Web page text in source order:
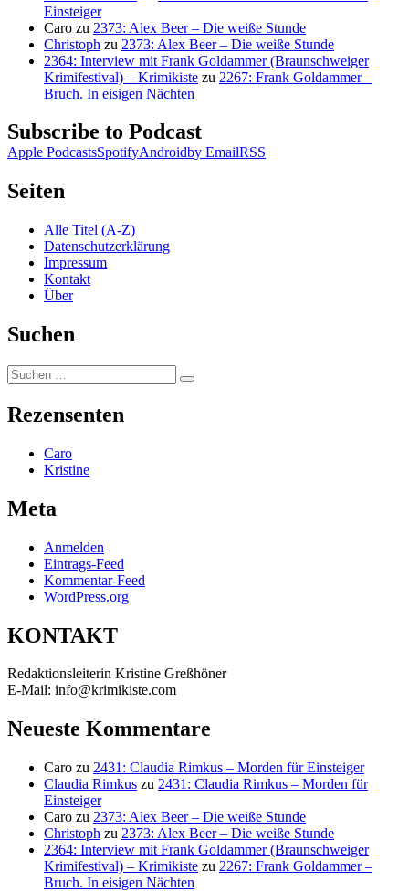
Einsteiger
Caro zu 2373: Alex Beer – Die weiße Stunde
Christoph zu 2373: Alex Beer – Die weiße Stunde
2364: Interview mit Frank Goldammer (Braunschweiger
Krimifestival) – Krimikiste zu 2267: Frank Goldammer –
Bruch. In eisigen Nächten
Subscribe to Podcast
Apple PodcastsSpotifyAndroidby EmailRSS
Seiten
Alle Titel (A-Z)
Datenschutzerklärung
Impressum
Kontakt
Über
Suchen
Suchen
nach:
Suchen
Rezensenten
Caro
Kristine
Meta
Anmelden
Eintrags-Feed
Kommentar-Feed
WordPress.org
KONTAKT
Redaktionsleiterin Kristine Greßhöner
E-Mail: info@krimikiste.com
Neueste Kommentare
Caro zu 2431: Claudia Rimkus – Morden für Einsteiger
Claudia Rimkus zu 2431: Claudia Rimkus – Morden für
Einsteiger
Caro zu 2373: Alex Beer – Die weiße Stunde
Christoph zu 2373: Alex Beer – Die weiße Stunde
2364: Interview mit Frank Goldammer (Braunschweiger
Krimifestival) – Krimikiste zu 2267: Frank Goldammer –
Bruch. In eisigen Nächten